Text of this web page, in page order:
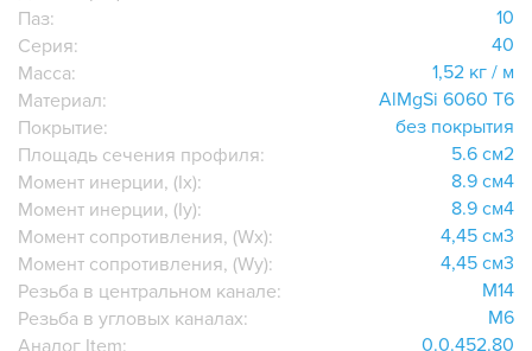
ПРОМЫШЛЕННАЯ МЕБЕЛЬ
СИСТЕМА ЛЕСТНИЦ И ПЛАТФОРМ
БЫСТРЫЕ СОЕДИНИТЕЛИ
ВИНТОВЫЕ СОЕДИНИТЕЛИ И ВТУЛКИ
ШАРНИРНЫЕ И ПОДВИЖНЫЕ СОЕДИНИТЕЛИ
ЗАГЛУШКИ
НАБОРЫ
ПЕТЛИ, РУЧКИ, ЗАМКИ, ЗАЩЕЛКИ
ЭЛЕМЕНТЫ ДЛЯ КРЕПЛЕНИЯ КАБЕЛЕЙ,
Паз:
10
Серия:
40
Масса:
1,52 кг / м
Материал:
AlMgSi 6060 Т6
Покрытие:
без покрытия
Площадь сечения профиля:
5.6 см2
Момент инерции, (Ix):
8.9 см4
Момент инерции, (Iy):
8.9 см4
Момент сопротивления, (Wx):
4,45 см3
Момент сопротивления, (Wy):
4,45 см3
Резьба в центральном канале:
M14
Резьба в угловых каналах:
M6
0.0.452.80